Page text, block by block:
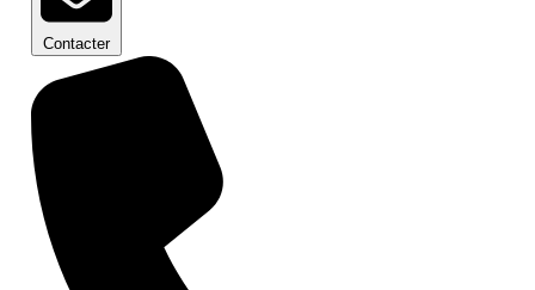
Contacter